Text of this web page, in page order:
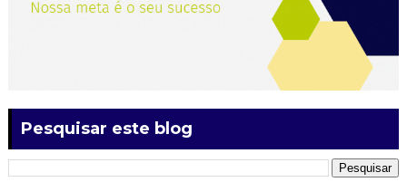
Pesquisar este blog